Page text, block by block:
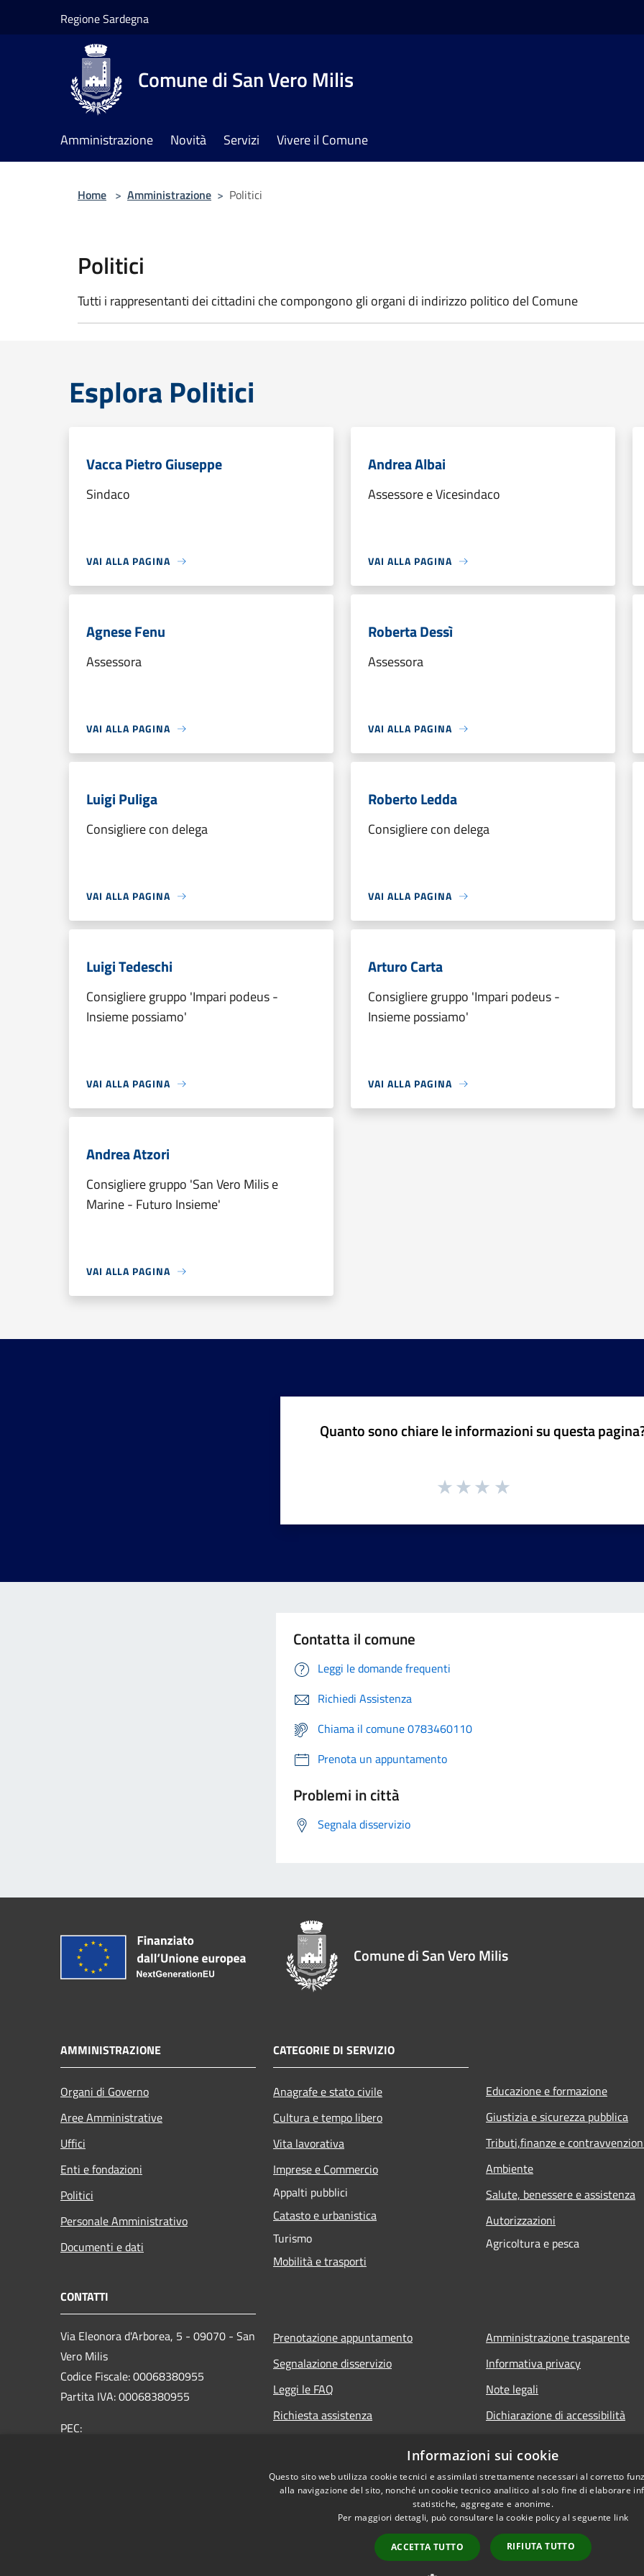
Regione Sardegna
Comune di San Vero Milis
Amministrazione Novità Servizi Vivere il Comune
Home > Amministrazione > Politici
Politici
Tutti i rappresentanti dei cittadini che compongono gli organi di indirizzo politico del Comune
Esplora Politici
Vacca Pietro Giuseppe
Sindaco
VAI ALLA PAGINA
Andrea Albai
Assessore e Vicesindaco
VAI ALLA PAGINA
Agnese Fenu
Assessora
VAI ALLA PAGINA
Roberta Dessì
Assessora
VAI ALLA PAGINA
Luigi Puliga
Consigliere con delega
VAI ALLA PAGINA
Roberto Ledda
Consigliere con delega
VAI ALLA PAGINA
Luigi Tedeschi
Consigliere gruppo 'Impari podeus -
Insieme possiamo'
VAI ALLA PAGINA
Arturo Carta
Consigliere gruppo 'Impari podeus -
Insieme possiamo'
VAI ALLA PAGINA
Andrea Atzori
Consigliere gruppo 'San Vero Milis e
Marine - Futuro Insieme'
VAI ALLA PAGINA
Quanto sono chiare le informazioni su questa
Contatta il comune
Leggi le domande frequenti
Richiedi Assistenza
Chiama il comune 0783460110
Prenota un appuntamento
Problemi in città
Segnala disservizio
Comune di San Vero Milis
AMMINISTRAZIONE
Organi di Governo
Aree Amministrative
Uffici
Enti e fondazioni
Politici
Personale Amministrativo
Documenti e dati
CATEGORIE DI SERVIZIO
Anagrafe e stato civile
Cultura e tempo libero
Vita lavorativa
Imprese e Commercio
Appalti pubblici
Catasto e urbanistica
Turismo
Mobilità e trasporti
Educazione e formazione
Giustizia e sicurezza pubblica
Tributi,finanze e
Ambiente
Salute, benessere e assistenza
Autorizzazioni
Agricoltura e pesca
CONTATTI
Via Eleonora d'Arborea, 5 - 09070 - San
Vero Milis
Codice Fiscale: 00068380955
Partita IVA: 00068380955
PEC:
Prenotazione appuntamento
Segnalazione disservizio
Leggi le FAQ
Richiesta assistenza
Amministrazione trasparente
Informativa privacy
Note legali
Dichiarazione di accessibilità
Copyright © 2026 •
Informazioni sui cookie
Questo sito web utilizza cookie tecnici e assimilati strettamente necessari al corretto
alla navigazione del sito, nonché un cookie tecnico analitico al solo fine di elaborare
statistiche, aggregate e anonime.
Per maggiori dettagli, può consultare la cookie policy al seguente link
ACCETTA TUTTO RIFIUTA TUTTO